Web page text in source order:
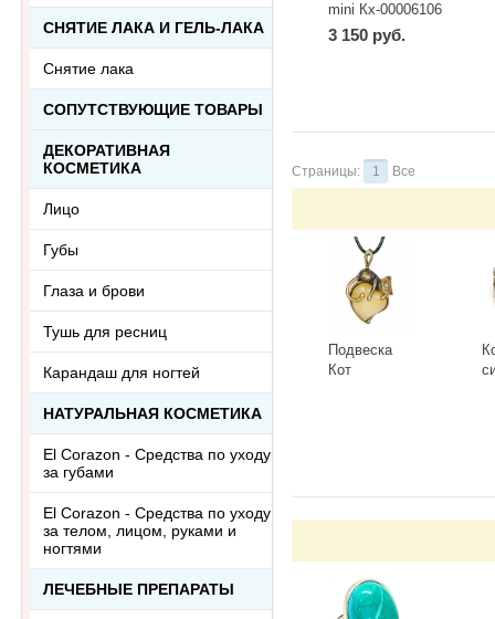
mini Кх-00006106
3 150 руб.
Страницы: 1 Все
Подвеска
Кот
СНЯТИЕ ЛАКА И ГЕЛЬ-ЛАКА
Снятие лака
СОПУТСТВУЮЩИЕ ТОВАРЫ
ДЕКОРАТИВНАЯ
КОСМЕТИКА
Лицо
Губы
Глаза и брови
Тушь для ресниц
Карандаш для ногтей
НАТУРАЛЬНАЯ КОСМЕТИКА
El Corazon - Средства по уходу
за губами
El Corazon - Средства по уходу
за телом, лицом, руками и
ногтями
ЛЕЧЕБНЫЕ ПРЕПАРАТЫ